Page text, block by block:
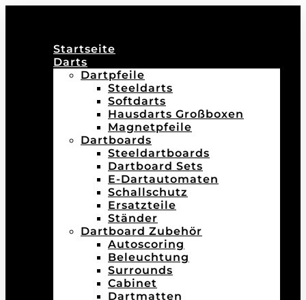
Startseite
Darts
Dartpfeile
Steeldarts
Softdarts
Hausdarts Großboxen
Magnetpfeile
Dartboards
Steeldartboards
Dartboard Sets
E-Dartautomaten
Schallschutz
Ersatzteile
Ständer
Dartboard Zubehör
Autoscoring
Beleuchtung
Surrounds
Cabinet
Dartmatten